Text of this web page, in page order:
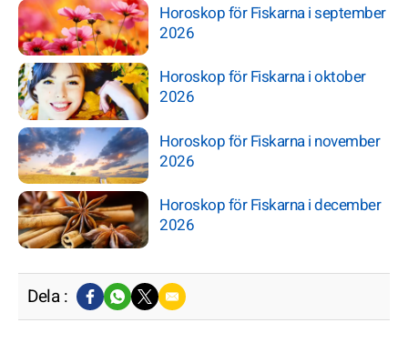
Horoskop för Fiskarna i september
2026
Horoskop för Fiskarna i oktober
2026
Horoskop för Fiskarna i november
2026
Horoskop för Fiskarna i december
2026
Dela :